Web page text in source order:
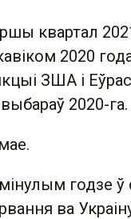
квартал
2020
ЗША і
2020-га.
годзе ў
ва